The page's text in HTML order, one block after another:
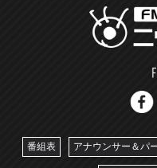
番組表 アナウンサー＆パ